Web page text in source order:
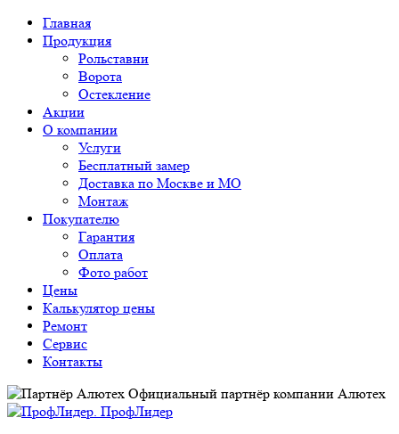
Главная
Продукция
Рольставни
Ворота
Остекление
Акции
О компании
Услуги
Бесплатный замер
Доставка по Москве и МО
Монтаж
Покупателю
Гарантия
Оплата
Фото работ
Цены
Калькулятор цены
Ремонт
Сервис
Контакты
Официальный партнёр компании Алютех